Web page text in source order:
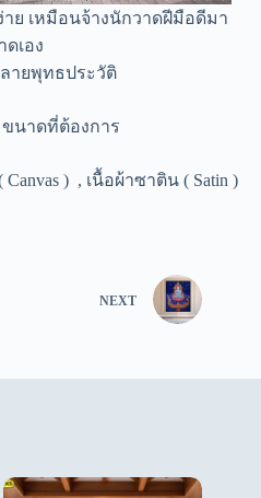
ย เหมือนจ้างนักวาดฝีมือดีมา
ดเอง
ายพุทธประวัติ
นาดที่ต้องการ
) , เนื้อผ้าซาติน ( Satin )
NEXT